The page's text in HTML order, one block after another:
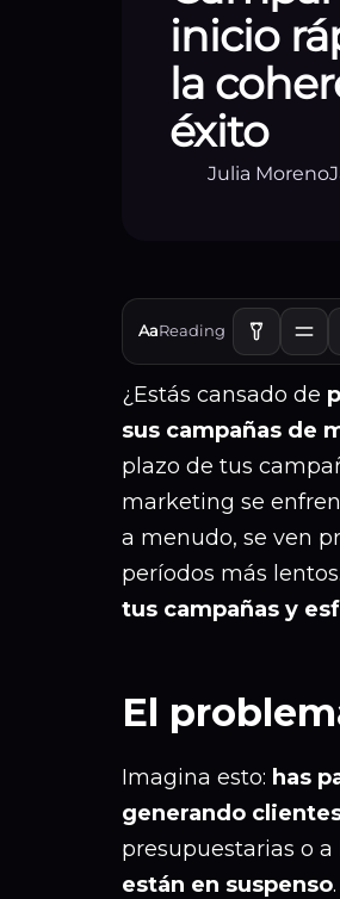
inicio
la
éxito
Julia Moreno
AaReading
¿Estás cansado de
sus campañas de
plazo de tus
marketing se
a menudo, se ven
períodos más
tus campañas y
El
Imagina esto: has
generando
presupuestarias o
están en suspenso